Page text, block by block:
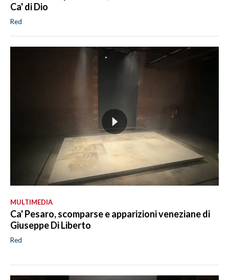
Ca' di Dio
Red
MULTIMEDIA
Ca' Pesaro, scomparse e apparizioni veneziane di
Giuseppe Di Liberto
Red